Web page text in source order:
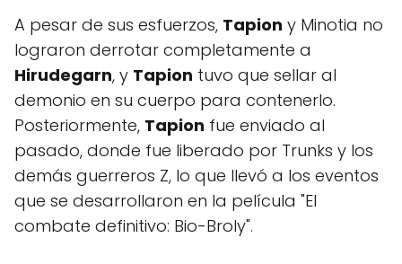
A pesar de sus esfuerzos, Tapion y Minotia no
lograron derrotar completamente a
Hirudegarn, y Tapion tuvo que sellar al
demonio en su cuerpo para contenerlo.
Posteriormente, Tapion fue enviado al
pasado, donde fue liberado por Trunks y los
demás guerreros Z, lo que llevó a los eventos
que se desarrollaron en la película "El
combate definitivo: Bio-Broly".